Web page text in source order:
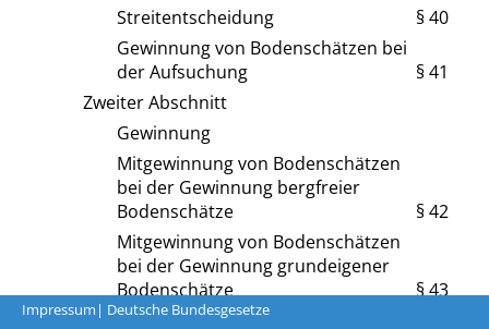
Impressum | Deutsche Bundesgesetze
Streitentscheidung
§ 40
Gewinnung von Bodenschätzen bei
der Aufsuchung
§ 41
Zweiter Abschnitt
Gewinnung
Mitgewinnung von Bodenschätzen
bei der Gewinnung bergfreier
Bodenschätze
§ 42
Mitgewinnung von Bodenschätzen
bei der Gewinnung grundeigener
Bodenschätze
§ 43
Hilfsbaurecht